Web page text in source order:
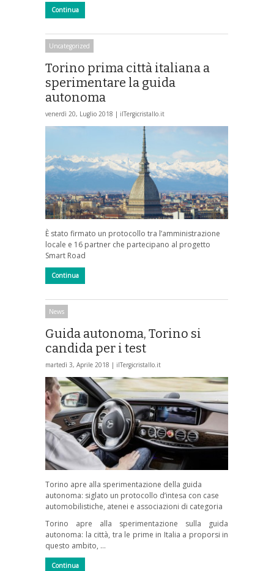
Continua
Uncategorized
Torino prima città italiana a
sperimentare la guida
autonoma
venerdì 20, Luglio 2018 | ilTergicristallo.it
È stato firmato un protocollo tra l’amministrazione
locale e 16 partner che partecipano al progetto
Smart Road
Continua
News
Guida autonoma, Torino si
candida per i test
martedì 3, Aprile 2018 | ilTergicristallo.it
Torino apre alla sperimentazione della guida
autonoma: siglato un protocollo d’intesa con case
automobilistiche, atenei e associazioni di categoria
Torino apre alla sperimentazione sulla guida
autonoma: la città, tra le prime in Italia a proporsi in
questo ambito, …
Continua